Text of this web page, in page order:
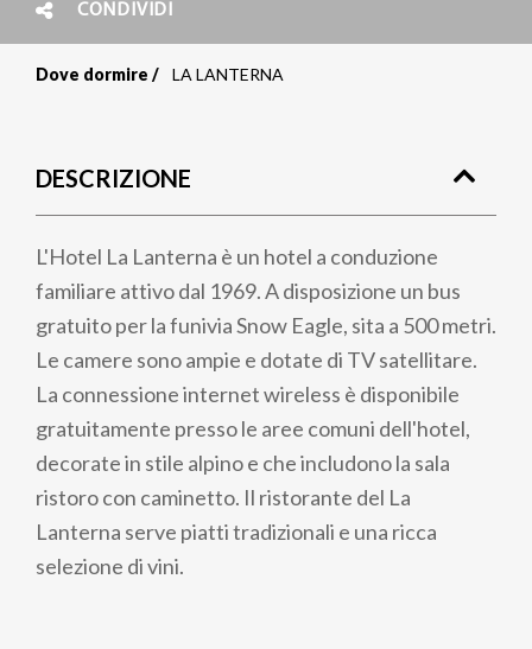
CONDIVIDI
pane
Dove dormire LA LANTERNA
DESCRIZIONE
L'Hotel La Lanterna è un hotel a conduzione
familiare attivo dal 1969. A disposizione un bus
gratuito per la funivia Snow Eagle, sita a 500 metri.
Le camere sono ampie e dotate di TV satellitare.
La connessione internet wireless è disponibile
gratuitamente presso le aree comuni dell'hotel,
decorate in stile alpino e che includono la sala
ristoro con caminetto. Il ristorante del La
Lanterna serve piatti tradizionali e una ricca
selezione di vini.